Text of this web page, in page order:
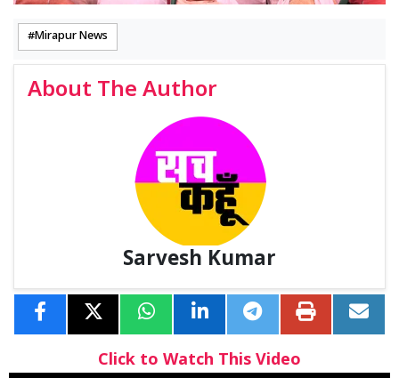
Mirapur News
About The Author
Sarvesh Kumar
Click to Watch This Video